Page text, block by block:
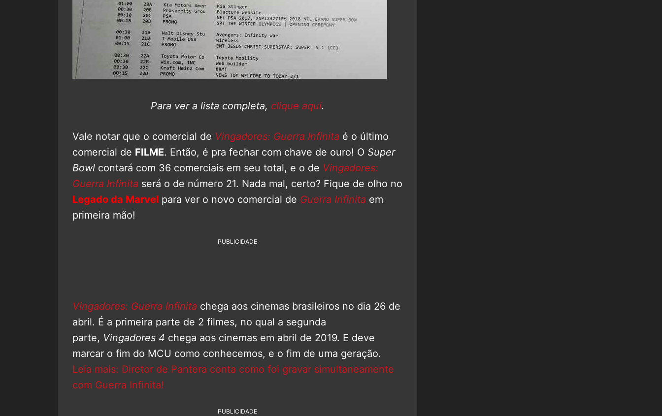
Para ver a lista completa, clique aqui.
Vale notar que o comercial de Vingadores: Guerra Infinita é o último
comercial de FILME. Então, é pra fechar com chave de ouro! O Super
Bowl contará com 36 comerciais em seu total, e o de Vingadores:
Guerra Infinita será o de número 21. Nada mal, certo? Fique de olho no
Legado da Marvel para ver o novo comercial de Guerra Infinita em
primeira mão!
PUBLICIDADE
Vingadores: Guerra Infinita chega aos cinemas brasileiros no dia 26 de
abril. É a primeira parte de 2 filmes, no qual a segunda
parte, Vingadores 4 chega aos cinemas em abril de 2019. E deve
marcar o fim do MCU como conhecemos, e o fim de uma geração.
Leia mais: Diretor de Pantera conta como foi gravar simultaneamente
com Guerra Infinita!
PUBLICIDADE